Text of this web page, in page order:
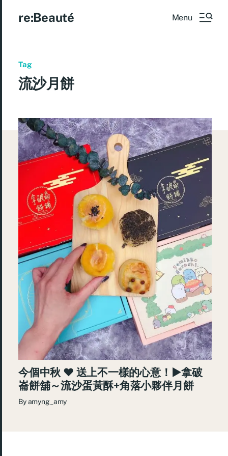
re:Beauté Menu
Tag
流沙月餅
今個中秋 ♥ 送上不一樣的心意！►拿破
崙餅舖～流沙蛋黃酥+角落小夥伴月餅
Byamyng_amy